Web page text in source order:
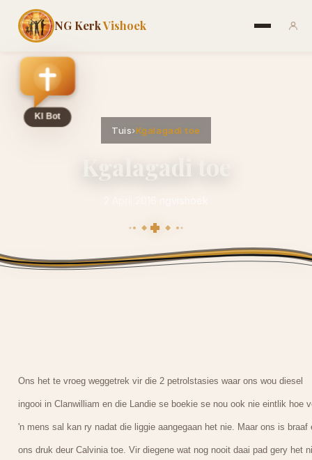
NG KerkVishoek
Tuis›Kgalagadi toe
Ons het te vroeg weggetrek vir die 2 petrolstasies waar ons wou diesel
ingooi in Clanwilliam en die Landie se boekie se nou ook nie eintlik hoe
'n mens sal kan ry nadat die liggie aangegaan het nie. Maar ons is braaf
ons druk deur Calvinia toe. Vir diegene wat nog nooit daai pad gery het